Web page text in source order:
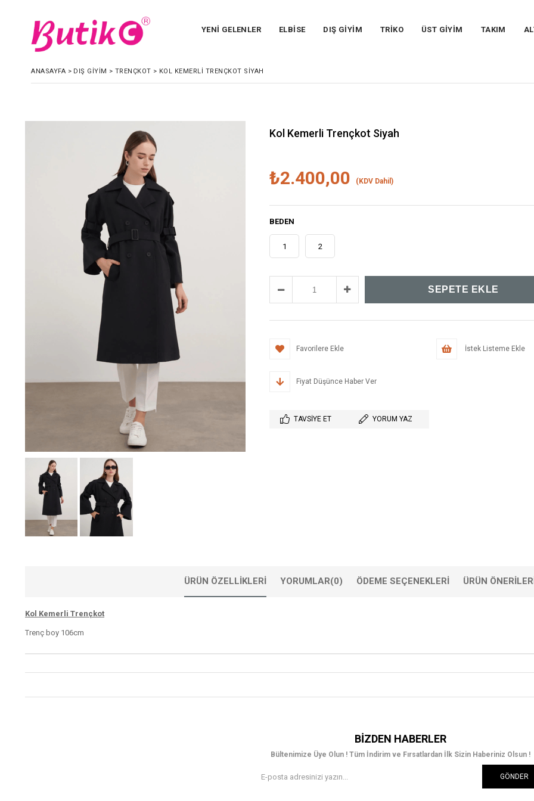
YENİ GELENLER ELBİSE DIŞ GİYİM TRİKO ÜST GİYİM TAKIM
ANASAYFA > DIŞ GİYİM > TRENÇKOT > KOL KEMERLI TRENÇKOT SIYAH
Kol Kemerli Trençkot Siyah
₺2.400,00 (KDV Dahil)
BEDEN
1 2
Favorilere Ekle İstek Listeme Ekle
Fiyat Düşünce Haber Ver
TAVSIYE ET YORUM YAZ
ÜRÜN ÖZELLIKLERI YORUMLAR(0) ÖDEME SEÇENEKLERI ÜRÜN
Kol Kemerli Trençkot
Trenç boy 106cm
BIZDEN HABERLER
Bültenimize Üye Olun ! Tüm İndirim ve Fırsatlardan İlk Sizin Haberiniz Olsun !
GÖNDER